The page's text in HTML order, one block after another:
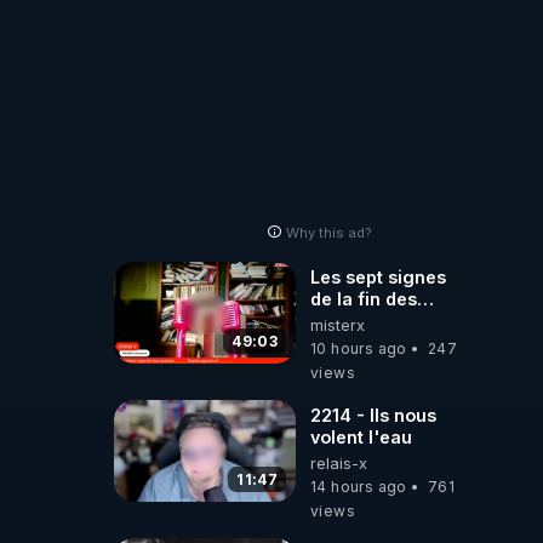
Why this ad?
49:03
Les sept signes
de la fin des
temps selon
l’intervenant
misterx
10 hours ago
247
views
11:47
2214 - Ils nous
volent l'eau
relais-x
14 hours ago
761
views